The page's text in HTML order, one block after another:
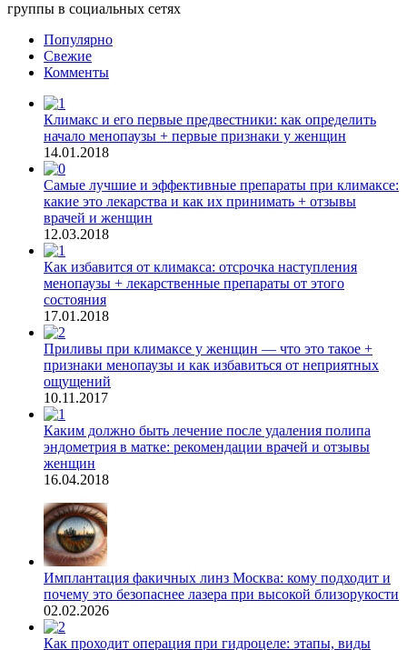
группы в социальных сетях
Популярно
Свежие
Комменты
Климакс и его первые предвестники: как определить
начало менопаузы + первые признаки у женщин
14.01.2018
Самые лучшие и эффективные препараты при климаксе:
какие это лекарства и как их принимать + отзывы
врачей и женщин
12.03.2018
Как избавится от климакса: отсрочка наступления
менопаузы + лекарственные препараты от этого
состояния
17.01.2018
Приливы при климаксе у женщин — что это такое +
признаки менопаузы и как избавиться от неприятных
ощущений
10.11.2017
Каким должно быть лечение после удаления полипа
эндометрия в матке: рекомендации врачей и отзывы
женщин
16.04.2018
Имплантация факичных линз Москва: кому подходит и
почему это безопаснее лазера при высокой близорукости
02.02.2026
Как проходит операция при гидроцеле: этапы, виды